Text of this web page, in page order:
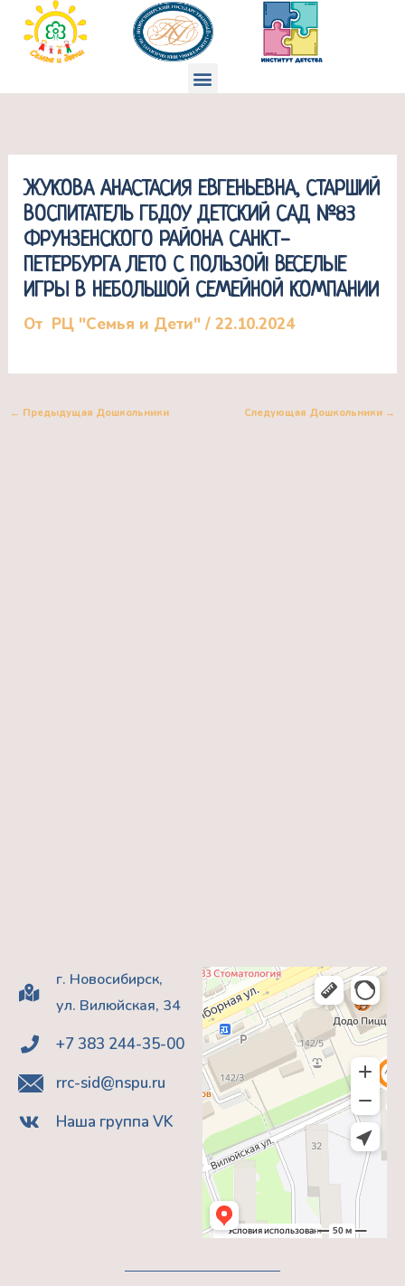
Перейти
содержимому
Меню
ЖУКОВА АНАСТАСИЯ ЕВГЕНЬЕВНА, СТАРШИЙ
ВОСПИТАТЕЛЬ ГБДОУ ДЕТСКИЙ САД №83
ФРУНЗЕНСКОГО РАЙОНА САНКТ-
ПЕТЕРБУРГА ЛЕТО С ПОЛЬЗОЙ! ВЕСЕЛЫЕ
ИГРЫ В НЕБОЛЬШОЙ СЕМЕЙНОЙ КОМПАНИИ
От РЦ "Семья и Дети"/22.10.2024
← Предыдущая Дошкольники Следующая Дошкольники →
г. Новосибирск,
ул. Вилюйская, 34
+7 383 244-35-00
rrc-sid@nspu.ru
Наша группа VK